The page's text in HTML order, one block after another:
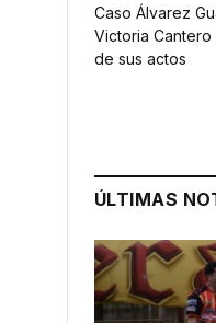
Caso Álvarez
Victoria
de sus actos
ÚLTIMAS